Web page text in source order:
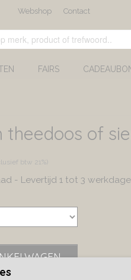
Webshop Contact
FAIRS
theedoos of
btw 21%)
- Levertijd 1 tot 3